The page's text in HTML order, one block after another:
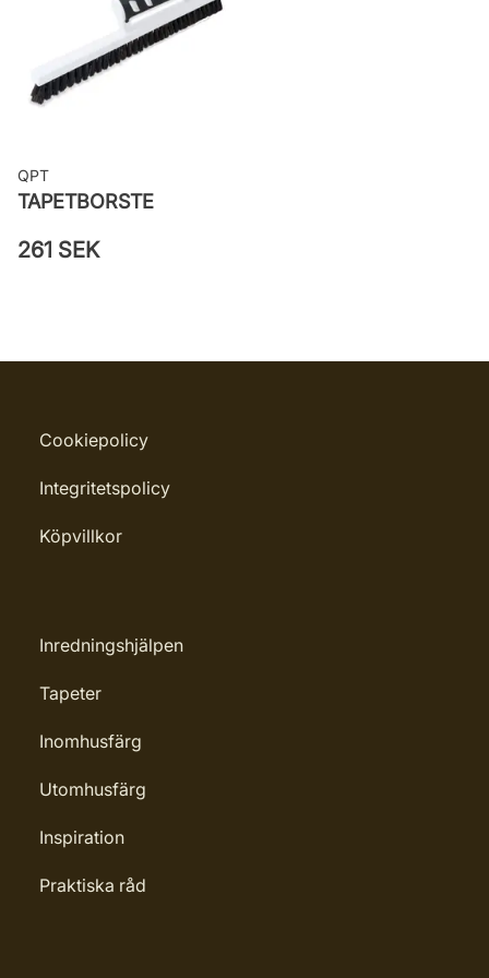
väggen
Leverantörens artikelnummer:
TA25031
QPT
TAPETBORSTE
261 SEK
Cookiepolicy
Integritetspolicy
Köpvillkor
Inredningshjälpen
Tapeter
Inomhusfärg
Utomhusfärg
Inspiration
Praktiska råd